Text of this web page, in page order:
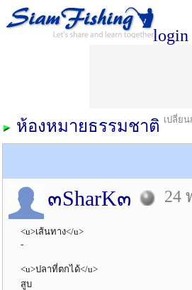
login
เปลี่ย
ห้องหมายธรรมชาติ
๓SharK๓ 24
<u>เส้นทาง</u>
-
<u>ปลาที่ตกได้</u>
สูบ